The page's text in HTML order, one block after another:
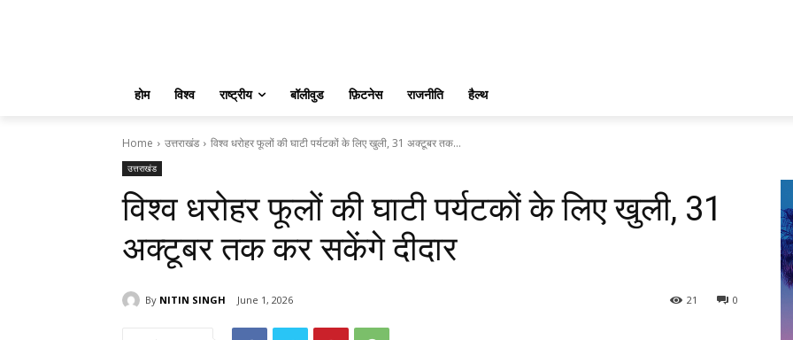
होम विश्व राष्ट्रीय बॉलीवुड फ़िटनेस राजनीति हैल्थ
Home उत्तराखंड विश्व धरोहर फूलों की घाटी पर्यटकों के लिए खुली, 31 अक्टूबर तक...
उत्तराखंड
विश्व धरोहर फूलों की घाटी पर्यटकों के लिए खुली, 31
अक्टूबर तक कर सकेंगे दीदार
By NITIN SINGH June 1, 2026 0
21